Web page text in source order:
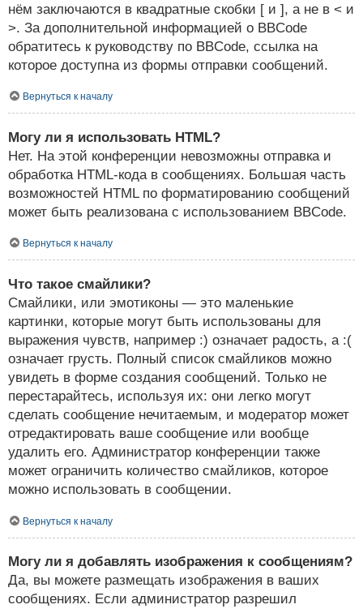
нём заключаются в квадратные скобки [ и ], а не в < и
>. За дополнительной информацией о BBCode
обратитесь к руководству по BBCode, ссылка на
которое доступна из формы отправки сообщений.
Вернуться к началу
Могу ли я использовать HTML?
Нет. На этой конференции невозможны отправка и
обработка HTML-кода в сообщениях. Большая часть
возможностей HTML по форматированию сообщений
может быть реализована с использованием BBCode.
Вернуться к началу
Что такое смайлики?
Смайлики, или эмотиконы — это маленькие
картинки, которые могут быть использованы для
выражения чувств, например :) означает радость, а :(
означает грусть. Полный список смайликов можно
увидеть в форме создания сообщений. Только не
перестарайтесь, используя их: они легко могут
сделать сообщение нечитаемым, и модератор может
отредактировать ваше сообщение или вообще
удалить его. Администратор конференции также
может ограничить количество смайликов, которое
можно использовать в сообщении.
Вернуться к началу
Могу ли я добавлять изображения к сообщениям?
Да, вы можете размещать изображения в ваших
сообщениях. Если администратор разрешил